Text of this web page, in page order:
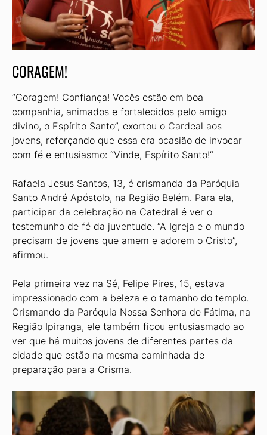
CORAGEM!
“Coragem! Confiança! Vocês estão em boa
companhia, animados e fortalecidos pelo amigo
divino, o Espírito Santo”, exortou o Cardeal aos
jovens, reforçando que essa era ocasião de invocar
com fé e entusiasmo: “Vinde, Espírito Santo!”
Rafaela Jesus Santos, 13, é crismanda da Paróquia
Santo André Apóstolo, na Região Belém. Para ela,
participar da celebração na Catedral é ver o
testemunho de fé da juventude. “A Igreja e o mundo
precisam de jovens que amem e adorem o Cristo”,
afirmou.
Pela primeira vez na Sé, Felipe Pires, 15, estava
impressionado com a beleza e o tamanho do templo.
Crismando da Paróquia Nossa Senhora de Fátima, na
Região Ipiranga, ele também ficou entusiasmado ao
ver que há muitos jovens de diferentes partes da
cidade que estão na mesma caminhada de
preparação para a Crisma.